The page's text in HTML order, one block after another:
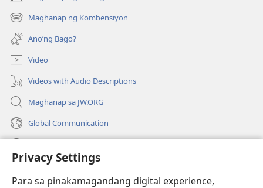
Privacy Settings
Para sa pinakamagandang digital experience,
bubukas
na
bagong
window)
Maghanap ng Kombensiyon
(may
bubukas
na
bagong
window)
Ano’ng Bago?
Video
Videos with Audio Descriptions
Maghanap sa JW.ORG
Global Communication
(may